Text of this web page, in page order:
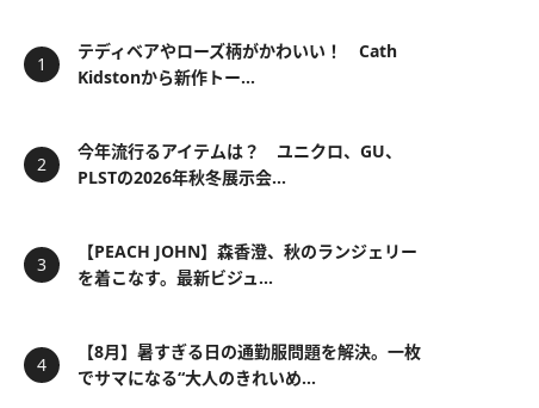
テディベアやローズ柄がかわいい！ Cath
Kidstonから新作トー...
今年流行るアイテムは？ ユニクロ、GU、
PLSTの2026年秋冬展示会...
【PEACH JOHN】森香澄、秋のランジェリー
を着こなす。最新ビジュ...
【8月】暑すぎる日の通勤服問題を解決。一枚
でサマになる“大人のきれいめ...